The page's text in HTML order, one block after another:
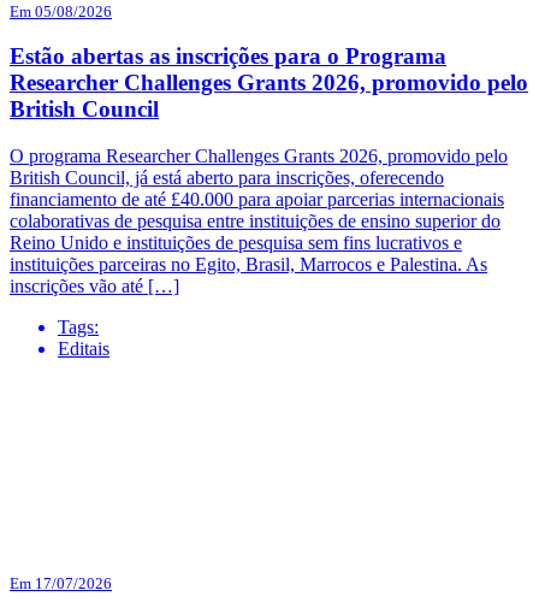
Em 05/08/2026
Estão abertas as inscrições para o Programa
Researcher Challenges Grants 2026, promovido pelo
British Council
O programa Researcher Challenges Grants 2026, promovido pelo
British Council, já está aberto para inscrições, oferecendo
financiamento de até £40.000 para apoiar parcerias internacionais
colaborativas de pesquisa entre instituições de ensino superior do
Reino Unido e instituições de pesquisa sem fins lucrativos e
instituições parceiras no Egito, Brasil, Marrocos e Palestina. As
inscrições vão até […]
Tags:
Editais
Em 17/07/2026